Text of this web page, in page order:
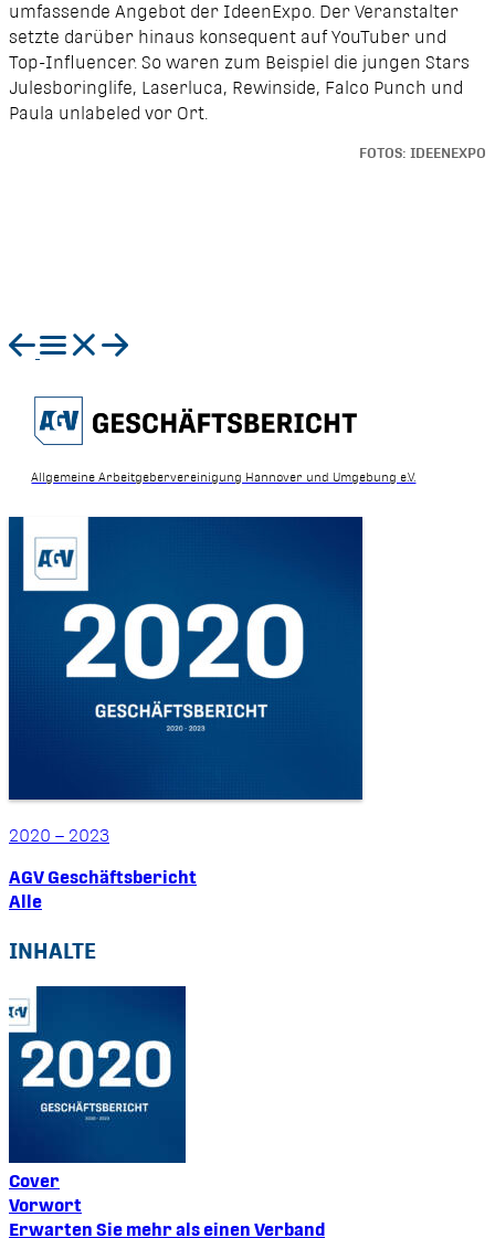
umfassende Angebot der IdeenExpo. Der Veranstalter
setzte darüber hinaus konsequent auf YouTuber und
Top-Influencer. So waren zum Beispiel die jungen Stars
Julesboringlife, Laserluca, Rewinside, Falco Punch und
Paula unlabeled vor Ort.
FOTOS: IDEENEXPO
Allgemeine Arbeitgebervereinigung Hannover und Umgebung e.V.
2020 – 2023
AGV Geschäftsbericht
Alle
INHALTE
Cover
Vorwort
Erwarten Sie mehr als einen Verband